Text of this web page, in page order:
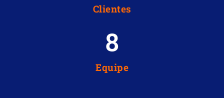
Clientes
Equipe
8